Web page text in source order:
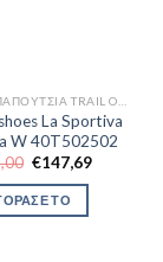
La Sportiva
W 40T502502
Original
was:
€176,00.
€147,69Η
ΤΟ